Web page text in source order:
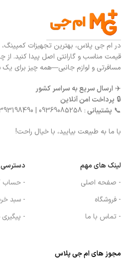
در ام جی پلاس، بهترین تجهیزات کمپینگ،
قیمت مناسب و گارانتی اصل پیدا کنید. از
مسافرتی و لوازم جانبی—همه چیز برای
✈️ ارسال سریع به سراسر کشور
🔒 پرداخت امن آنلاین
📞 پشتیبانی: 09369085258 | 09393198490
با ما به طبیعت بیایید، با خیال راحت!
لینک های مهم
- صفحه اصلی
- فروشگاه
- تماس با ما
دسترسی
- حساب
- سبد
-
مجوز های ام جی پلاس